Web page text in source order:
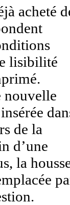
acheté
lisibilité
nouvelle
de la
d’une
la